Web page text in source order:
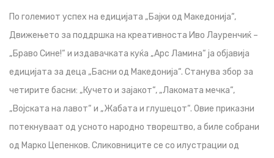
По големиот успех на едицијата „Бајки од Македонија“,
Движењето за поддршка на креативноста Иво Лауренчиќ –
„Браво Сине!“ и издавачката куќа „Арс Ламина“ ја објавија
едицијата за деца „Басни од Македонија“. Станува збор за
четирите басни: „Кучето и зајакот“, „Лакомата мечка“,
„Војската на лавот“ и „Жабата и глушецот“. Овие приказни
потекнуваат од усното народно творештво, а биле собрани
од Марко Цепенков. Сликовниците се со илустрации од